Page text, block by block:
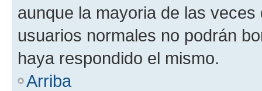
aunque la mayoria de las
usuarios normales no podrán
haya respondido el mismo.
Arriba